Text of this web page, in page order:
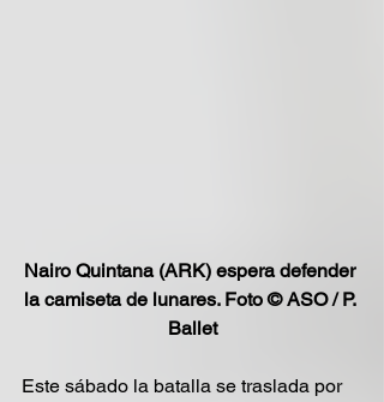
Nairo Quintana (ARK) espera defender
la camiseta de lunares. Foto © ASO / P.
Ballet
Este sábado la batalla se traslada por